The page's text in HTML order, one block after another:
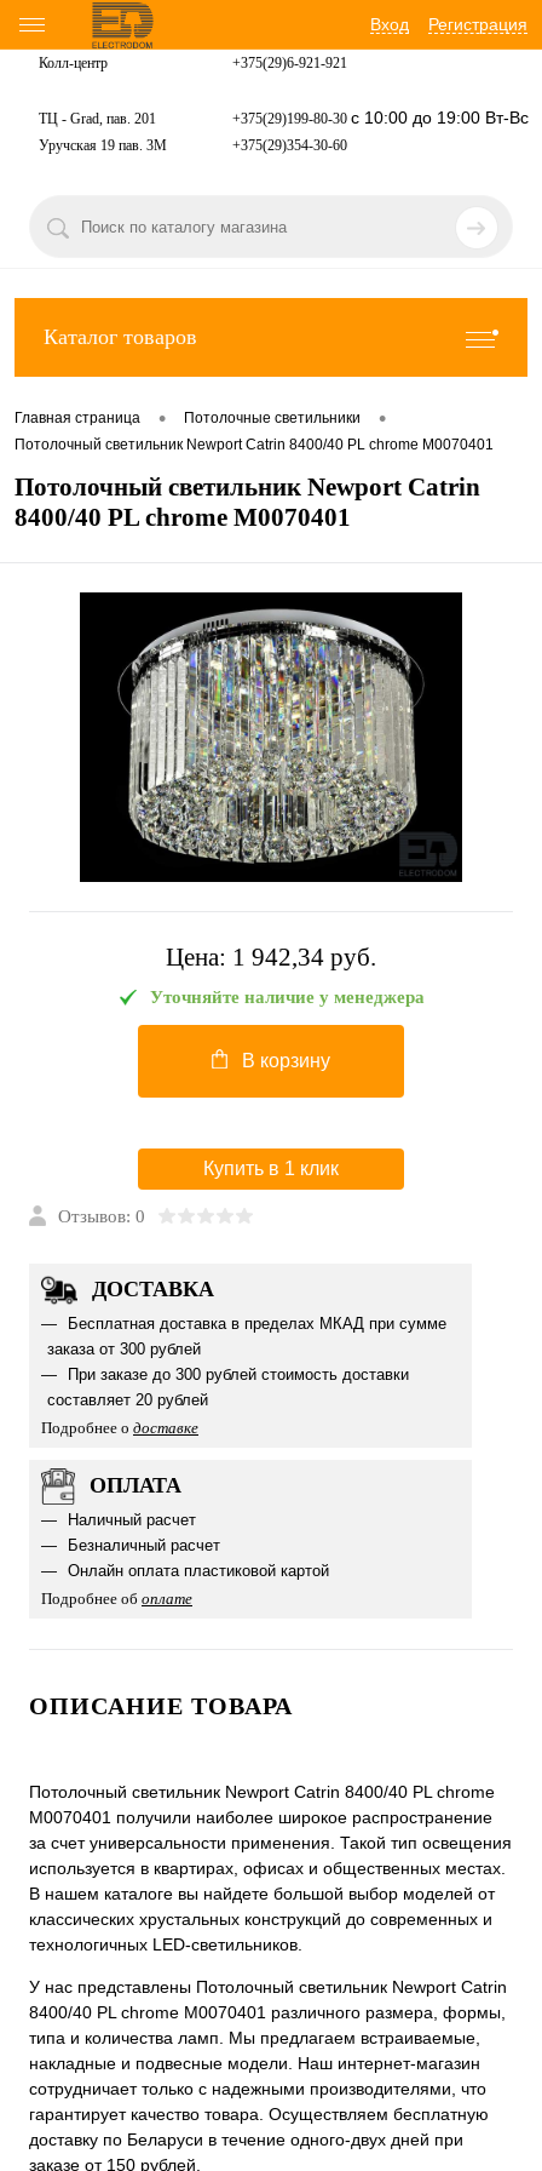
Вход Регистрация
Колл-центр +375(29)6-921-921
ТЦ - Grad, пав. 201 +375(29)199-80-30 с 10:00 до 19:00 Вт-Вс
Уручская 19 пав. 3М +375(29)354-30-60
Каталог товаров
Главная страница • Потолочные светильники •
Потолочный светильник Newport Catrin 8400/40 PL chrome М0070401
Потолочный светильник Newport Catrin
8400/40 PL chrome М0070401
Цена: 1 942,34 pуб.
Уточняйте наличие у менеджера
В корзину
Купить в 1 клик
Отзывов: 0
ДОСТАВКА
Бесплатная доставка в пределах МКАД при сумме
заказа от 300 рублей
При заказе до 300 рублей стоимость доставки
составляет 20 рублей
Подробнее о доставке
ОПЛАТА
Наличный расчет
Безналичный расчет
Онлайн оплата пластиковой картой
Подробнее об оплате
ОПИСАНИЕ ТОВАРА
Потолочный светильник Newport Catrin 8400/40 PL chrome
М0070401 получили наиболее широкое распространение
за счет универсальности применения. Такой тип освещения
используется в квартирах, офисах и общественных местах.
В нашем каталоге вы найдете большой выбор моделей от
классических хрустальных конструкций до современных и
технологичных LED-светильников.
У нас представлены Потолочный светильник Newport Catrin
8400/40 PL chrome М0070401 различного размера, формы,
типа и количества ламп. Мы предлагаем встраиваемые,
накладные и подвесные модели. Наш интернет-магазин
сотрудничает только с надежными производителями, что
гарантирует качество товара. Осуществляем бесплатную
доставку по Беларуси в течение одного-двух дней при
заказе от 150 рублей.